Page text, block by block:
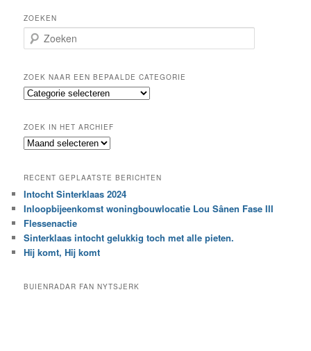
ZOEKEN
o
k
e
n
ZOEK NAAR EEN BEPAALDE CATEGORIE
Z
k
n
e
e
n
b
e
a
ZOEK IN HET ARCHIEF
Z
k
i
n
h
e
t
c
RECENT GEPLAATSTE BERICHTEN
Intocht Sinterklaas 2024
Inloopbijeenkomst woningbouwlocatie Lou Sânen Fase III
Flessenactie
Sinterklaas intocht gelukkig toch met alle pieten.
Hij komt, Hij komt
BUIENRADAR FAN NYTSJERK